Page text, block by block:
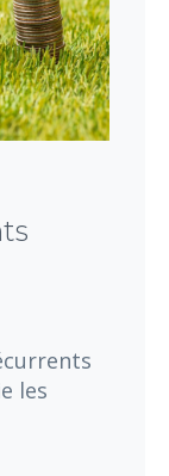
les